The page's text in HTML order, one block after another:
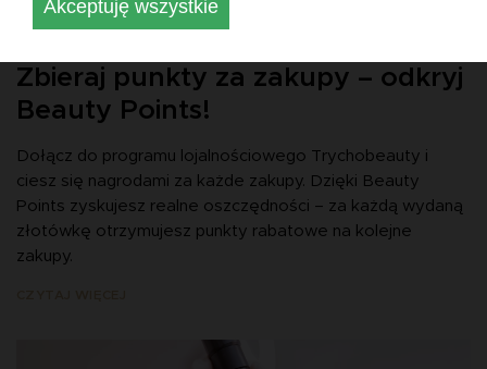
Zbieraj punkty za zakupy – odkryj
Beauty Points!
Dołącz do programu lojalnościowego Trychobeauty i
ciesz się nagrodami za każde zakupy. Dzięki Beauty
Points zyskujesz realne oszczędności – za każdą wydaną
złotówkę otrzymujesz punkty rabatowe na kolejne
zakupy.
Akceptuję wszystkie